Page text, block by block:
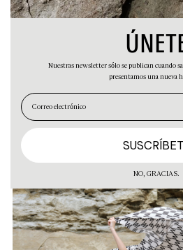
EN
individuo se desprende y el
No es el equilibrio
Tampoco es la proporción
Nuestras newsletter sólo se publican cuando
presentamos una nueva
NO, GRACIAS.